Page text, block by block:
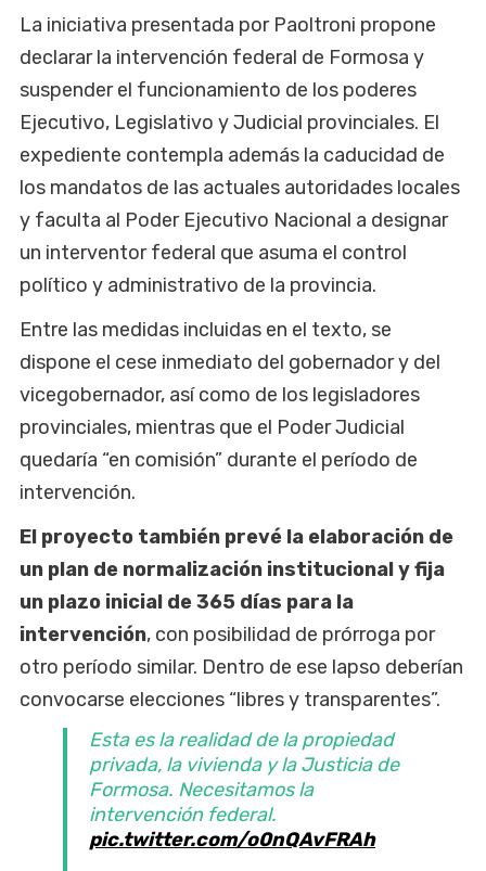
La iniciativa presentada por Paoltroni propone
declarar la intervención federal de Formosa y
suspender el funcionamiento de los poderes
Ejecutivo, Legislativo y Judicial provinciales. El
expediente contempla además la caducidad de
los mandatos de las actuales autoridades locales
y faculta al Poder Ejecutivo Nacional a designar
un interventor federal que asuma el control
político y administrativo de la provincia.
Entre las medidas incluidas en el texto, se
dispone el cese inmediato del gobernador y del
vicegobernador, así como de los legisladores
provinciales, mientras que el Poder Judicial
quedaría “en comisión” durante el período de
intervención.
El proyecto también prevé la elaboración de
un plan de normalización institucional y fija
un plazo inicial de 365 días para la
intervención, con posibilidad de prórroga por
otro período similar. Dentro de ese lapso deberían
convocarse elecciones “libres y transparentes”.
Esta es la realidad de la propiedad
privada, la vivienda y la Justicia de
Formosa. Necesitamos la
intervención federal.
pic.twitter.com/o0nQAvFRAh